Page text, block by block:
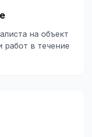
на объект
работ в течение